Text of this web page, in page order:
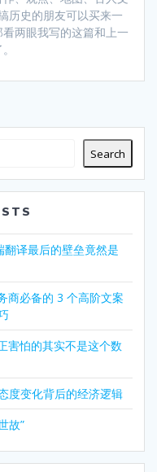
历史的朋友可以买来一
两眼我写的这篇和上一
Search
译最后的壁垒竟然是
商必备的 3 个高阶文案
害怕的其实不是这个数
度变化背后的经济逻辑
故”